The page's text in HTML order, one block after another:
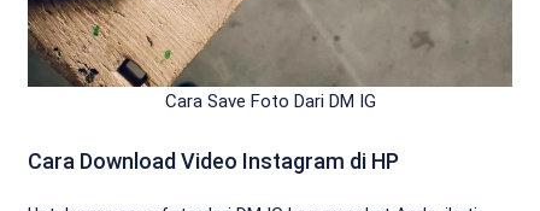
Cara Save Foto Dari DM IG
Cara Download Video Instagram di HP